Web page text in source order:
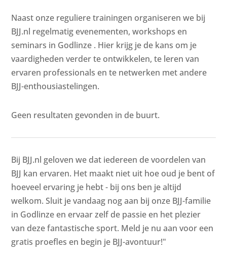
Naast onze reguliere trainingen organiseren we bij
BJJ.nl regelmatig evenementen, workshops en
seminars in Godlinze . Hier krijg je de kans om je
vaardigheden verder te ontwikkelen, te leren van
ervaren professionals en te netwerken met andere
BJJ-enthousiastelingen.
Geen resultaten gevonden in de buurt.
Bij BJJ.nl geloven we dat iedereen de voordelen van
BJJ kan ervaren. Het maakt niet uit hoe oud je bent of
hoeveel ervaring je hebt - bij ons ben je altijd
welkom. Sluit je vandaag nog aan bij onze BJJ-familie
in Godlinze en ervaar zelf de passie en het plezier
van deze fantastische sport. Meld je nu aan voor een
gratis proefles en begin je BJJ-avontuur!"